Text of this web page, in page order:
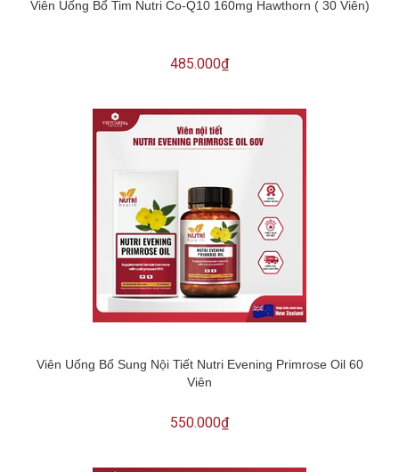
Viên Uống Bổ Tim Nutri Co-Q10 160mg Hawthorn ( 30 Viên)
485.000₫
Viên Uống Bổ Sung Nội Tiết Nutri Evening Primrose Oil 60
Viên
550.000₫